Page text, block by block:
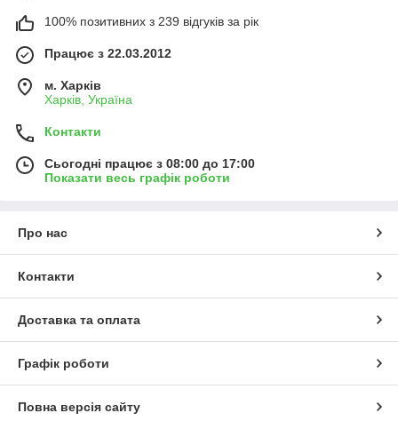
100% позитивних з 239 відгуків за рік
Працює з 22.03.2012
м. Харків
Харків, Україна
Контакти
Сьогодні працює з 08:00 до 17:00
Показати весь графік роботи
Про нас
Контакти
Доставка та оплата
Графік роботи
Повна версія сайту